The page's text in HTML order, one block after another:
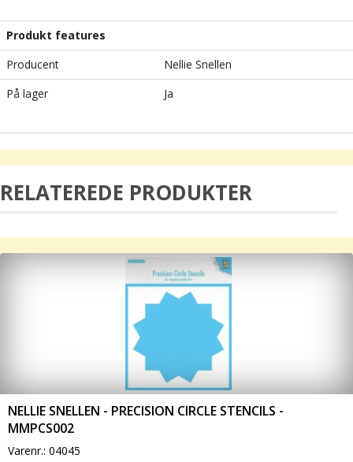
Produkt features
Producent
Nellie Snellen
På lager
Ja
RELATEREDE PRODUKTER
NELLIE SNELLEN - PRECISION CIRCLE STENCILS -
MMPCS002
Varenr.: 04045